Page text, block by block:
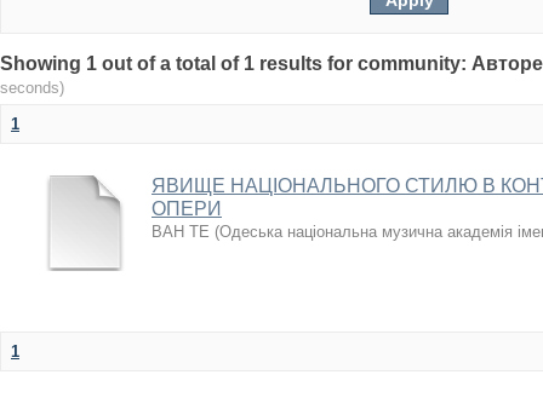
Showing 1 out of a total of 1 results for community:
seconds)
1
ЯВИЩЕ НАЦІОНАЛЬНОГО СТИЛЮ В
ОПЕРИ
ВАН ТЕ (Одеська національна музична академія
1